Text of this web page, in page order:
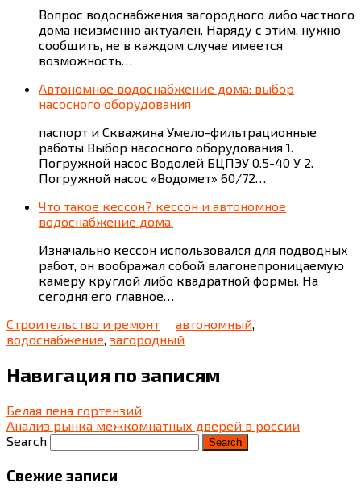
Вопрос водоснабжения загородного либо частного
дома неизменно актуален. Наряду с этим, нужно
сообщить, не в каждом случае имеется
возможность…
Автономное водоснабжение дома: выбор
насосного оборудования
паспорт и Скважина Умело-фильтрационные
работы Выбор насосного оборудования 1.
Погружной насос Водолей БЦПЭУ 0.5-40 У 2.
Погружной насос «Водомет» 60/72…
Что такое кессон? кессон и автономное
водоснабжение дома.
Изначально кессон использовался для подводных
работ, он воображал собой влагонепроницаемую
камеру круглой либо квадратной формы. На
сегодня его главное…
Строительство и ремонт
автономный,
водоснабжение, загородный
Навигация по записям
Белая пена гортензий
Анализ рынка межкомнатных дверей в россии
Search
Свежие записи